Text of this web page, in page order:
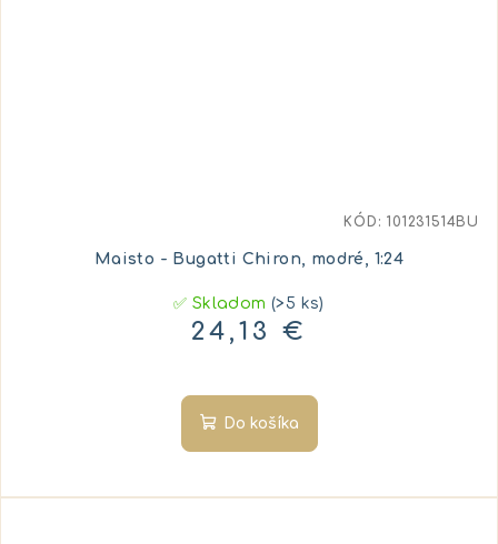
Maisto - Bugatti Chiron, modré, 1:24
✅ Skladom(>5 ks)
24,13 €
Do košíka
KÓD:101231514BU